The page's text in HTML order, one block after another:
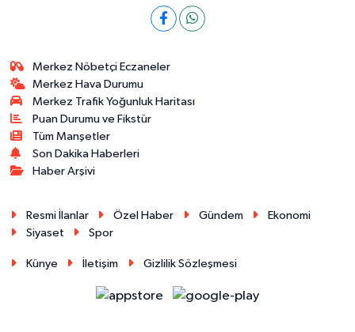
Merkez Nöbetçi Eczaneler
Merkez Hava Durumu
Merkez Trafik Yoğunluk Haritası
Puan Durumu ve Fikstür
Tüm Manşetler
Son Dakika Haberleri
Haber Arşivi
Resmi İlanlar Özel Haber Gündem
Ekonomi
Siyaset
Spor
Künye İletişim Gizlilik Sözleşmesi